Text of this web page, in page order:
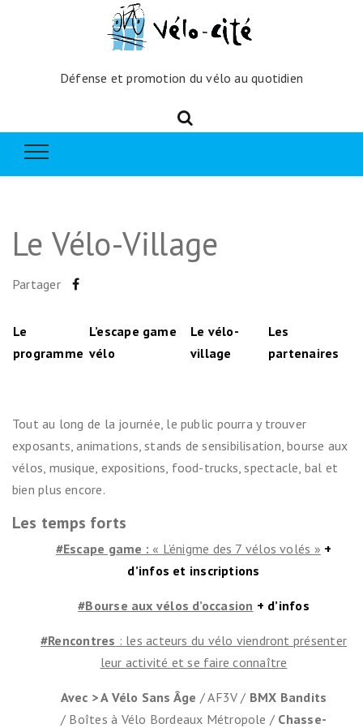
Défense et promotion du vélo au quotidien
Le Vélo-Village
Partager
Le
programme
L’escape game
vélo
Le vélo-
village
Les
partenaires
Tout au long de la journée, le public pourra y trouver
exposants, animations, stands de sensibilisation, bourse aux
vélos, musique, expositions, food-trucks, spectacle, bal et
bien plus encore.
Les temps forts
#Escape game : « L’énigme des 7 vélos volés » +
d’infos et inscriptions
#Bourse aux vélos d’occasion + d’infos
#Rencontres : les acteurs du vélo viendront présenter
leur activité et se faire connaître
Avec > A Vélo Sans Âge / AF3V / BMX Bandits
/ Boîtes à Vélo Bordeaux Métropole / Chasse-